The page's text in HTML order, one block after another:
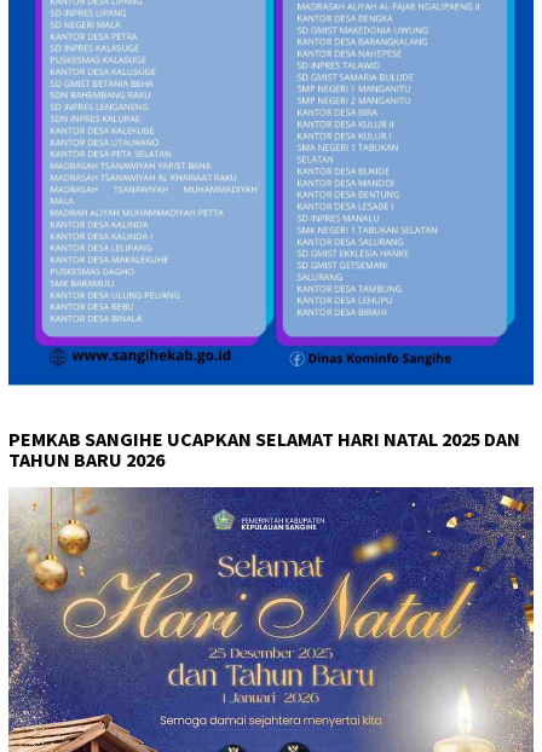
PEMKAB SANGIHE UCAPKAN SELAMAT HARI NATAL 2025 DAN
TAHUN BARU 2026